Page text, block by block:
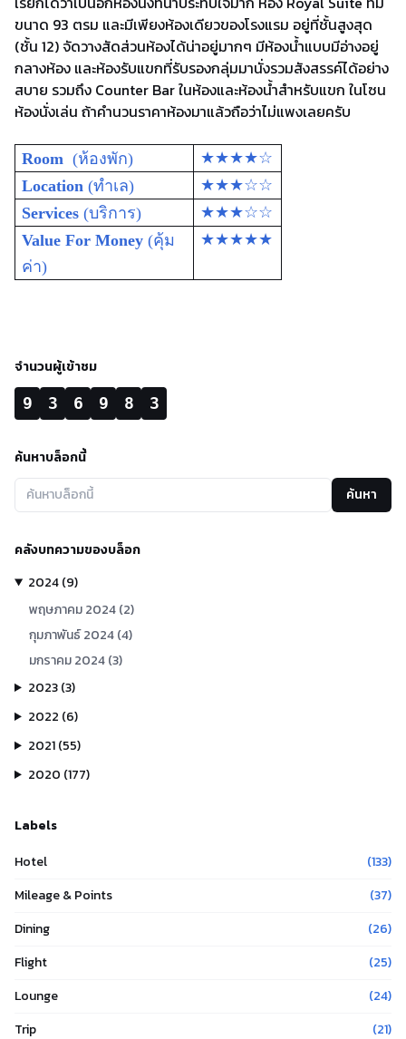
ขนาด 93 ตรม และมีเพียงห้องเดียวของโรงแรม อยู่ที่ชั้นสูงสุด
(ชั้น 12) จัดวางสัดส่วนห้องได้น่าอยู่มากๆ มีห้องน้ำแบบมีอ่างอยู่
กลางห้อง และห้องรับแขกที่รับรองกลุ่มมานั่งรวมสังสรรค์ได้อย่าง
สบาย รวมถึง Counter Bar ในห้องและห้องน้ำสำหรับแขก ในโซน
ห้องนั่งเล่น ถ้าคำนวนราคาห้องมาแล้วถือว่าไม่แพงเลยครับ
Room (ห้องพัก) ★★★★☆
Location (ทำเล) ★★★☆☆
Services (บริการ) ★★★☆☆
Value For Money (คุ้ม
ค่า)
★★★★★
จำนวนผู้เข้าชม
9
3 6 9 8 3
ค้นหาบล็อกนี้
ค้นหา
คลังบทความของบล็อก
2024(9)
พฤษภาคม2024(2)
กุมภาพันธ์2024(4)
มกราคม2024(3)
2023(3)
2022 (6)
2021(55)
2020 (177)
Labels
Hotel
(133)
Mileage & Points
(37)
Dining
(26)
Flight
(25)
Lounge
(24)
Trip
(21)